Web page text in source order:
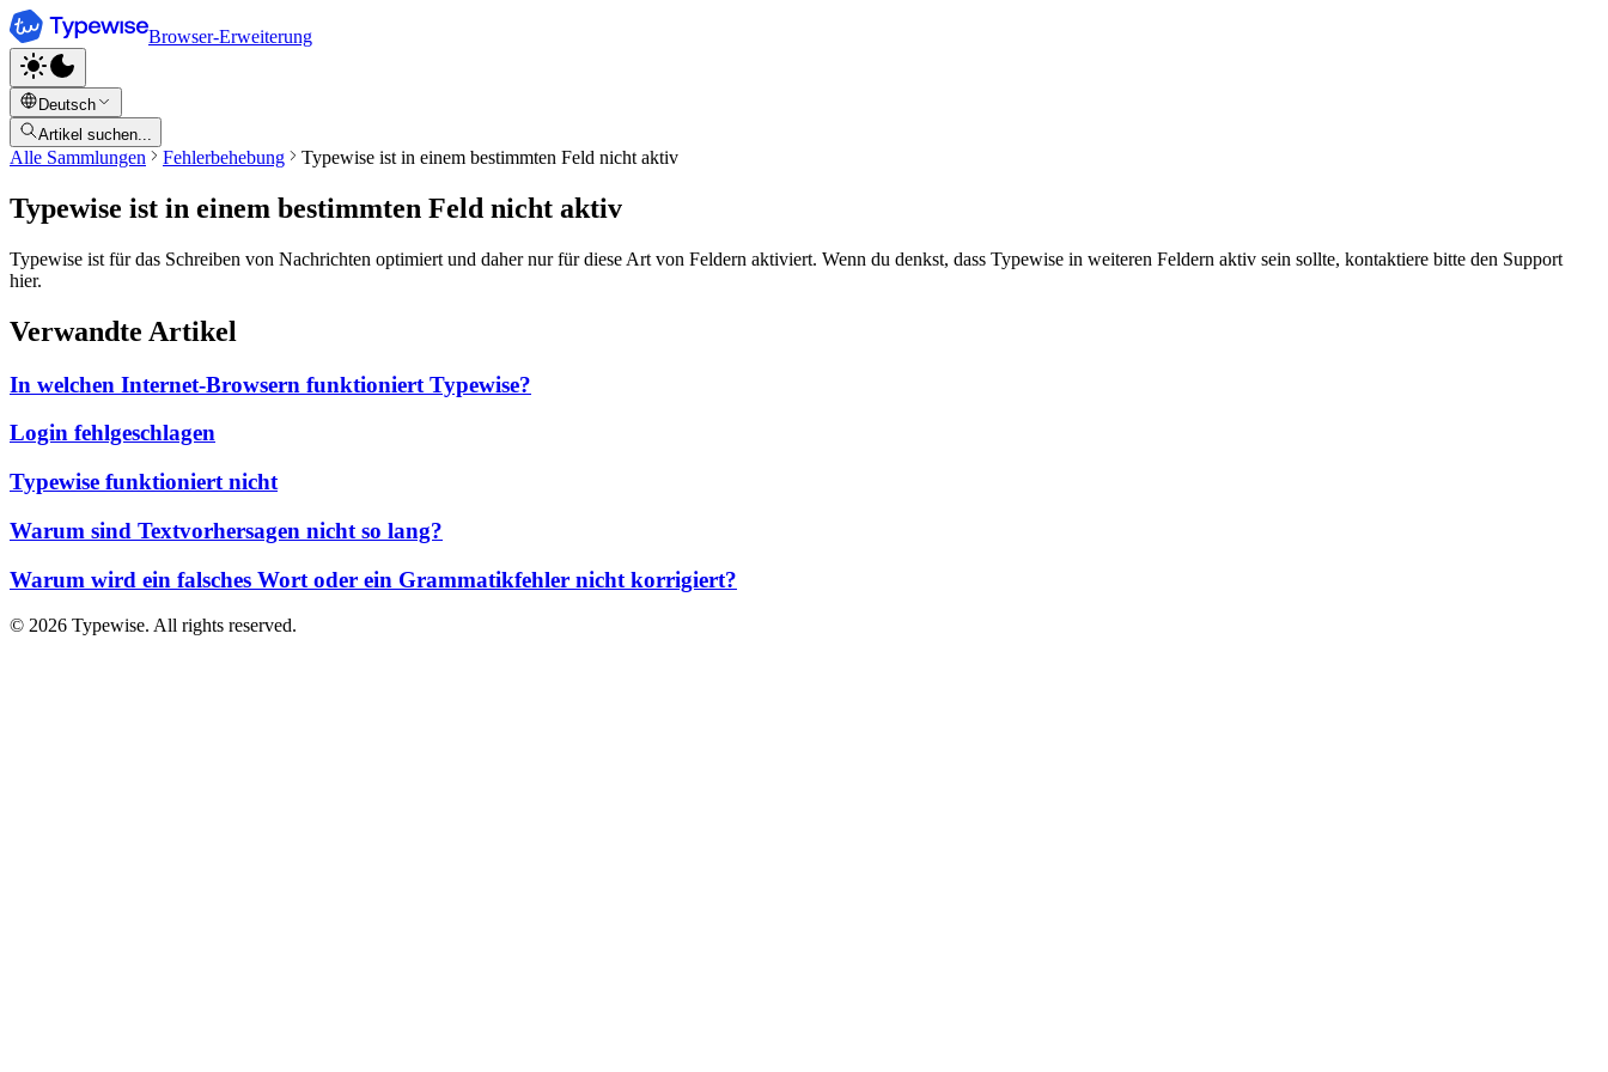
Browser-Erweiterung
Deutsch
Artikel suchen...
Alle Sammlungen Fehlerbehebung Typewise ist in einem bestimmten Feld nicht aktiv
Typewise ist in einem bestimmten Feld nicht aktiv
Typewise ist für das Schreiben von Nachrichten optimiert und daher nur für diese Art von Feldern aktiviert. Wenn du denkst, dass Typewise in weiteren Feldern aktiv sein sollte, kontaktiere bitte den Support
hier.
Verwandte Artikel
In welchen Internet-Browsern funktioniert Typewise?
Login fehlgeschlagen
Typewise funktioniert nicht
Warum sind Textvorhersagen nicht so lang?
Warum wird ein falsches Wort oder ein Grammatikfehler nicht korrigiert?
© 2026 Typewise. All rights reserved.